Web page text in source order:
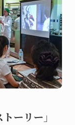
ーリー」